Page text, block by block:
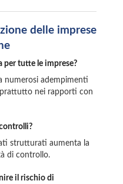
delle imprese
per tutte le imprese?
numerosi adempimenti
nei rapporti con
strutturati aumenta la
di controllo.
il rischio di